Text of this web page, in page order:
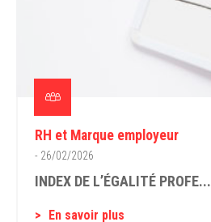
RH et Marque employeur
- 26/02/2026
INDEX DE L’ÉGALITÉ PROFE...
En savoir plus